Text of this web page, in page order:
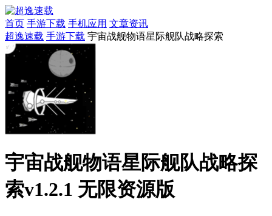
首页 手游下载 手机应用 文章资讯
超逸速载 手游下载 宇宙战舰物语星际舰队战略探索
宇宙战舰物语星际舰队战略探
索v1.2.1 无限资源版